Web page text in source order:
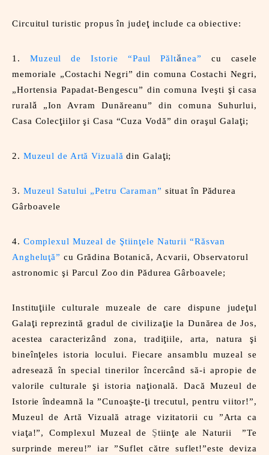
Circuitul turistic propus în judeţinclude ca obiective:
1. Muzeul de Istorie “Paul Păltănea” cu casele
memoriale „Costachi Negri” din comuna Costachi Negri,
„Hortensia Papadat-Bengescu” din comuna Iveşti şi casa
rurală „Ion Avram Dunăreanu” din comuna Suhurlui,
Casa Colecţiilor şi Casa “Cuza Vodă” din oraşul Galaţi;
2. Muzeul de Artă Vizuală din Galaţi;
3. Muzeul Satului „Petru Caraman” situat în Pădurea
Gârboavele
4. Complexul Muzeal de Ştiinţele Naturii “Răsvan
Angheluţă” cu Grădina Botanică, Acvarii, Observatorul
astronomic şi Parcul Zoo din Pădurea Gârboavele;
Instituţiile culturale muzeale de care dispune judeţul
Galaţi reprezintă gradul de civilizaţie la Dunărea de Jos,
acestea caracterizând zona, tradiţiile, arta, naturaşi
bineînţeles istoria locului. Fiecare ansamblu muzeal se
adresează în special tinerilor încercând să-i apropie de
valorile culturale şi istoria naţională. Dacă Muzeul de
Istorie îndeamnă la ”Cunoaşte-ţi trecutul, pentru viitor!”,
Muzeul de Artă Vizuală atrage vizitatorii cu ”Arta ca
viaţa!”, Complexul Muzeal de Ştiinţe ale Naturii ”Te
surprinde mereu!” iar ”Suflet către suflet!”este deviza